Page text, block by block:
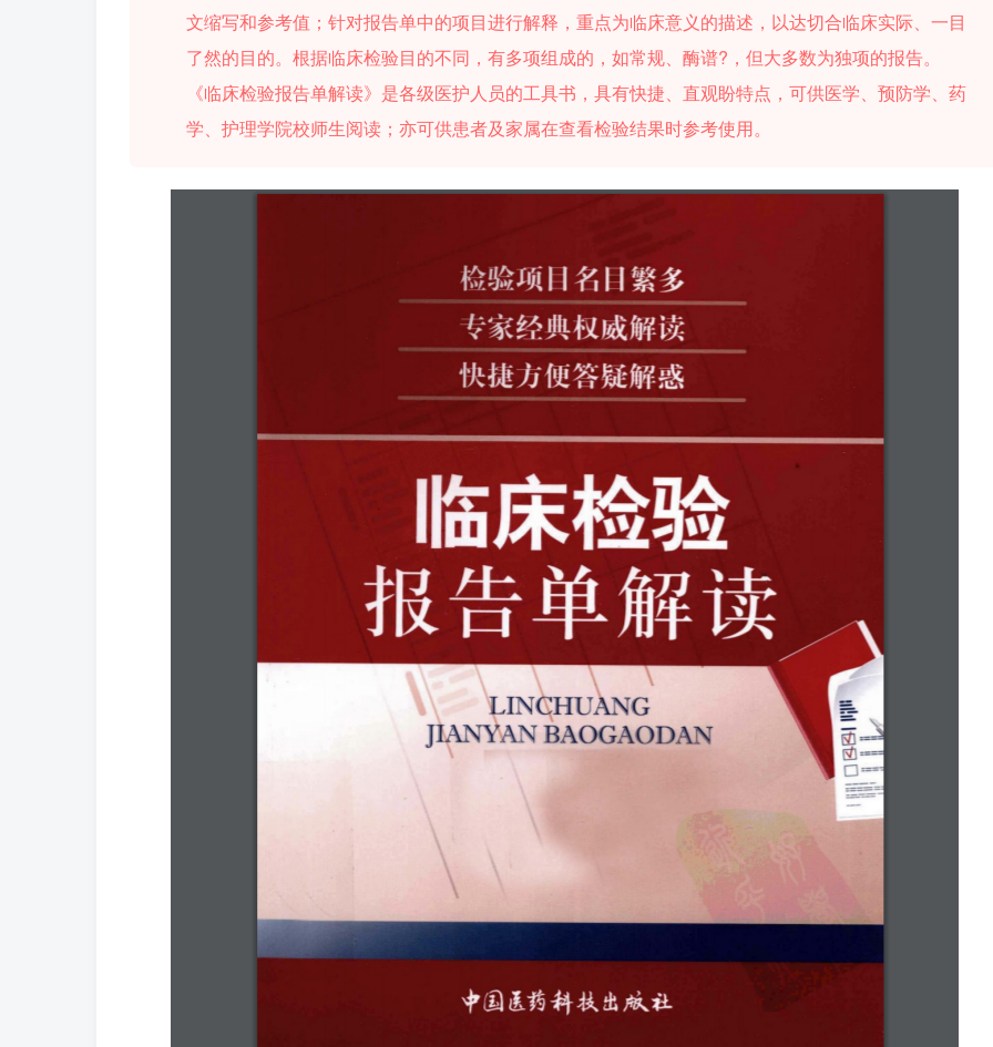
文缩写和参考值；针对报告单中的项目进行解释，重点为临床意义的描述，以达切合临床实际、一目
了然的目的。根据临床检验目的不同，有多项组成的，如常规、酶谱?，但大多数为独项的报告。
《临床检验报告单解读》是各级医护人员的工具书，具有快捷、直观盼特点，可供医学、预防学、药
学、护理学院校师生阅读；亦可供患者及家属在查看检验结果时参考使用。